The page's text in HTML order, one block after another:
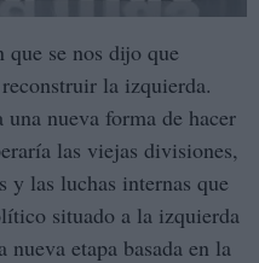
que se nos dijo que
la izquierda.
una nueva forma de hacer
las viejas divisiones,
y las luchas internas que
situado a la izquierda
etapa basada en la